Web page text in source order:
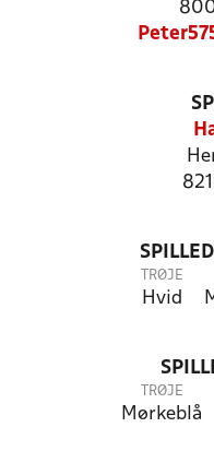
TRØJE
Hvid
TRØJE
Mørkeblå